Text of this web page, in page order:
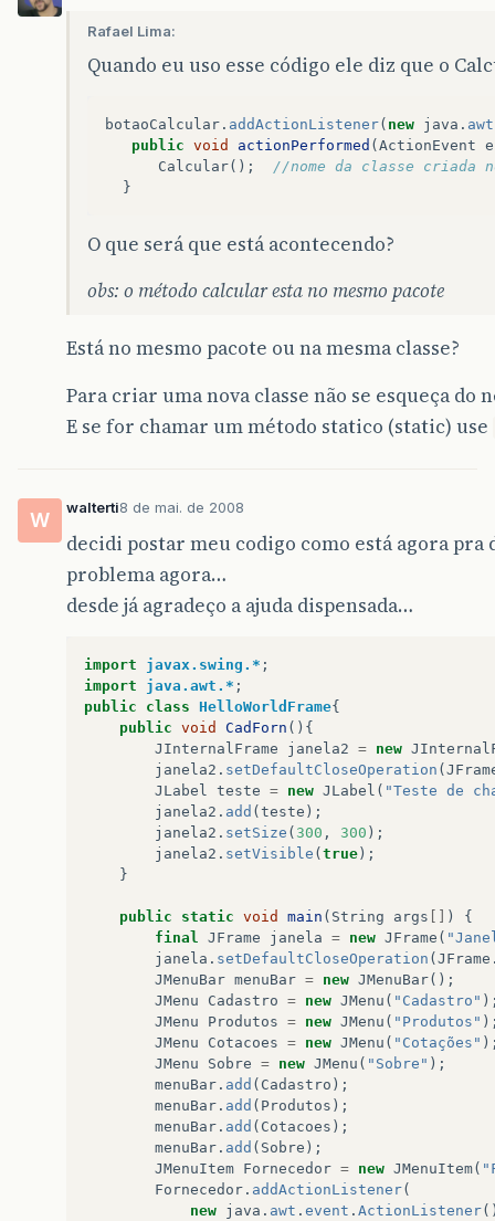
Rafael Lima:
Quando eu uso esse código ele diz que o
botaoCalcular . addActionListener( new java . awt
public void actionPerformed ( ActionEvent e
Calcular();
//nome da classe criada
}
O que será que está acontecendo?
obs: o método calcular esta no mesmo pacote
Está no mesmo pacote ou na mesma classe?
Para criar uma nova classe não se esqueça do
E se for chamar um método statico (static) use
W
walterti8 de mai. de 2008
decidi postar meu codigo como está agora
problema agora…
desde já agradeço a ajuda dispensada…
import javax.swing.* ;
import
java.awt.* ;
public
class HelloWorldFrame{
public void CadForn (){
JInternalFrame
janela2 = new
janela2 . setDefaultCloseOperation (
JLabel teste = new JLabel ( "Teste de
janela2 . add ( teste );
janela2 . setSize ( 300 , 300 );
janela2 . setVisible ( true );
}
public static void main ( String args )
{
final JFrame janela = new JFrame (
janela . setDefaultCloseOperation ( JFrame
JMenuBar menuBar = new JMenuBar();
JMenu
Cadastro = new JMenu ( "Cadastro"
JMenu
Produtos = new JMenu ( "Produtos"
JMenu
Cotacoes = new JMenu ( "Cotações"
JMenu
Sobre = new JMenu ( "Sobre" );
menuBar . add ( Cadastro );
menuBar . add ( Produtos );
menuBar . add ( Cotacoes );
menuBar . add ( Sobre );
JMenuItem Fornecedor = new JMenuItem(
Fornecedor . addActionListener(
new java . awt . event . ActionListener